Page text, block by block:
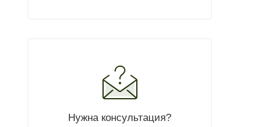
Нужна консультация?